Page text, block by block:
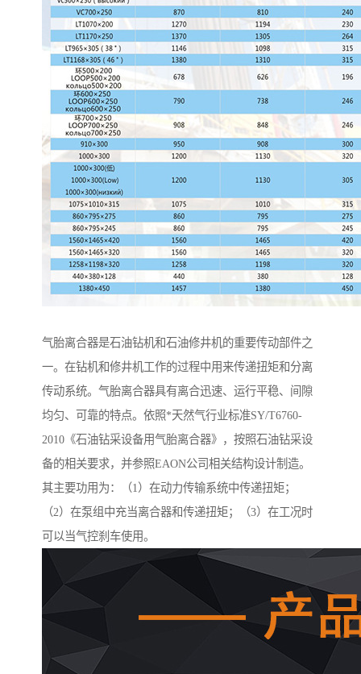
气胎离合器是石油钻机和石油修井机的重要传动部件之
一。在钻机和修井机工作的过程中用来传递扭矩和分离
传动系统。气胎离合器具有离合迅速、运行平稳、间隙
均匀、可靠的特点。依照*天然气行业标准SY/T6760-
2010《石油钻采设备用气胎离合器》，按照石油钻采设
备的相关要求，并参照EAON公司相关结构设计制造。
其主要功用为：（1）在动力传输系统中传递扭矩；
（2）在泵组中充当离合器和传递扭矩；（3）在工况时
可以当气控刹车使用。